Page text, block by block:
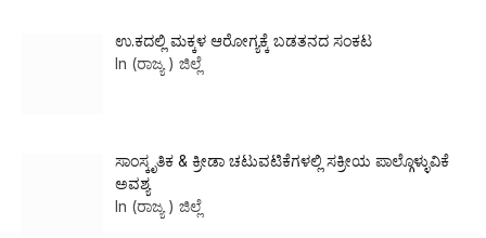
ಉ.ಕದಲ್ಲಿ ಮಕ್ಕಳ ಆರೋಗ್ಯಕ್ಕೆ ಬಡತನದ ಸಂಕಟ
In (ರಾಜ್ಯ ) ಜಿಲ್ಲೆ
ಸಾಂಸ್ಕೃತಿಕ & ಕ್ರೀಡಾ ಚಟುವಟಿಕೆಗಳಲ್ಲಿ ಸಕ್ರೀಯ ಪಾಲ್ಗೊಳ್ಳುವಿಕೆ
ಅವಶ್ಯ
In (ರಾಜ್ಯ ) ಜಿಲ್ಲೆ